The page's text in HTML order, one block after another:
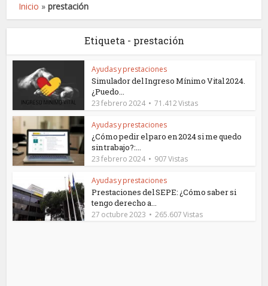
Inicio »prestación
Etiqueta - prestación
Ayudas y prestaciones
Simulador del Ingreso Mínimo Vital 2024.
¿Puedo...
23 febrero 2024 71.412 Vistas
Ayudas y prestaciones
¿Cómo pedir el paro en 2024 si me quedo
sin trabajo?:...
23 febrero 2024 907 Vistas
Ayudas y prestaciones
Prestaciones del SEPE: ¿Cómo saber si
tengo derecho a...
27 octubre 2023 265.607 Vistas